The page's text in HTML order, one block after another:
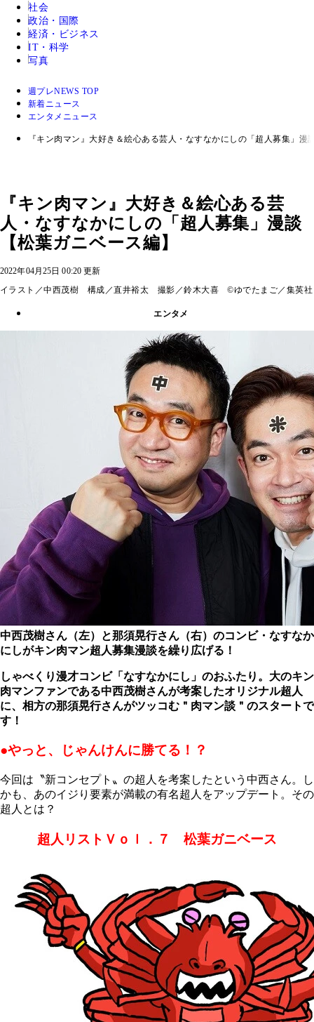
社会
政治・国際
経済・ビジネス
IT・科学
写真
週プレNEWS TOP
新着ニュース
エンタメニュース
『キン肉マン』大好き＆絵心ある芸人・なすなかにしの「超人募集」漫
『キン肉マン』大好き＆絵心ある芸
人・なすなかにしの「超人募集」漫談
【松葉ガニベース編】
2022年04月25日 00:20 更新
イラスト／中西茂樹 構成／直井裕太 撮影／鈴木大喜 ©ゆでたまご／集英社
エンタメ
中西茂樹さん（左）と那須晃行さん（右）のコンビ・なすなか
にしがキン肉マン超人募集漫談を繰り広げる！
しゃべくり漫才コンビ「なすなかにし」のおふたり。大のキン
肉マンファンである中西茂樹さんが考案したオリジナル超人
に、相方の那須晃行さんがツッコむ＂肉マン談＂のスタートで
す！
●やっと、じゃんけんに勝てる！？
今回は〝新コンセプト〟の超人を考案したという中西さん。し
かも、あのイジり要素が満載の有名超人をアップデート。その
超人とは？
超人リストＶｏｌ．７ 松葉ガニベース